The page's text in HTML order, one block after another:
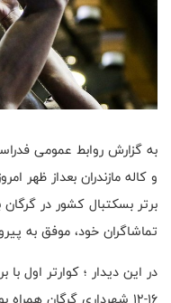
به گزارش روابط عمومی
و کاله مازندران بعداز ظهر
برتر بسکتبال کشور در
تماشاگران خود، موفق به